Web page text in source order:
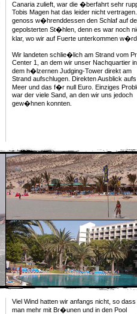
Canaria zulieft, war die �berfahrt sehr
Tobis Magen hat das leider nicht
genoss w�hrenddessen den Schlaf auf
gepolsterten St�hlen, denn es war noch
klar, wo wir auf Fuerte unterkommen
Wir landeten schlie�lich am Strand vom Pr
Center 1, an dem wir unser Nachquartier in
dem h�lzernen Judging-Tower direkt am
Strand aufschlugen. Direkten Ausblick aufs
Meer und das f�r null Euro. Einziges
war der viele Sand, an den wir uns jedoch
gew�hnen konnten.
Viel Wind hatten wir anfangs nicht, so dass
man mehr mit Br�unen und in den Pool